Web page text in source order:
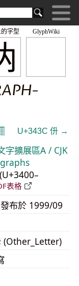
GlyphWiki
字型
U+343C 㐼 →
字擴展區A / CJK
(U+3400–
表格
布於 1999/09
(Other_Letter)